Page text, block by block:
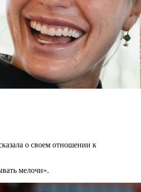
о своем отношении к
мелочи».